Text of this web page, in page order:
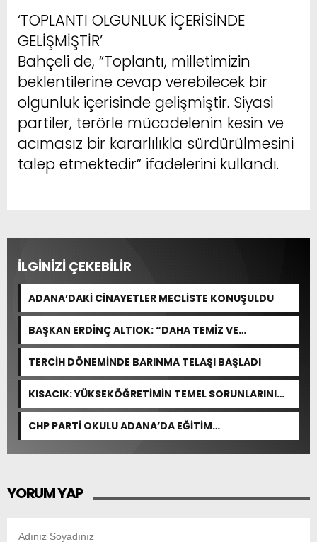
‘TOPLANTI OLGUNLUK İÇERİSİNDE
GELİŞMİŞTİR’
Bahçeli de, “Toplantı, milletimizin
beklentilerine cevap verebilecek bir
olgunluk içerisinde gelişmiştir. Siyasi
partiler, terörle mücadelenin kesin ve
acımasız bir kararlılıkla sürdürülmesini
talep etmektedir” ifadelerini kullandı.
İLGİNİZİ ÇEKEBİLİR
ADANA’DAKİ CİNAYETLER MECLİSTE KONUŞULDU
BAŞKAN ERDİNÇ ALTIOK: “DAHA TEMİZ VE
YAŞANABİLİR BİR YUMURTALIK İÇİN ÇALIŞIYORUZ”
TERCİH DÖNEMİNDE BARINMA TELAŞI BAŞLADI
KISACIK: YÜKSEKÖĞRETİMİN TEMEL SORUNLARINI
ÇÖZEN BİR DÜZENLEME YOK
CHP PARTİ OKULU ADANA’DA EĞİTİM
GERÇEKLEŞTİRDİ
YORUM YAP